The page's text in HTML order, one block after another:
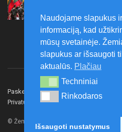
širdy“
2026-08-08
Paskelbk naujieną Rašyti redakcijai
Privatumo politika
© Žemaitijos gidas.
Naudojame slapukus
informaciją, kad
mūsų svetainėje.
slapukus ar išsaugoti
aktualūs. Plačiau
Techniniai
Techniniai
Rinkodaros
Rinkodaros
Išsaugoti nustatymus